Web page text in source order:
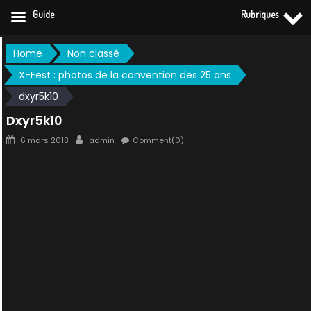
Skip
to
content
Home
Non classé
X-Fest : photos de la convention des 25 ans
dxyr5k10
Dxyr5k10
Posted
6 mars 2018 Author
admin Comment(0)
Guide Rubriques